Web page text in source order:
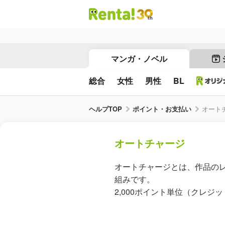
マンガ・ノベル
総合 女性 男性 BL
ヘルプTOP ポイント・お支払い オート
オートチャージ
オートチャージとは、作品の
組みです。
2,000ポイント単位（クレジ